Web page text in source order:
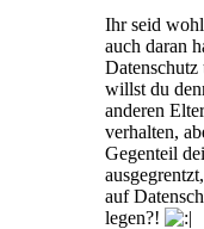
Ihr seid
auch daran
Datenschutz
willst du
anderen
verhalten,
Gegenteil
auf
legen?!